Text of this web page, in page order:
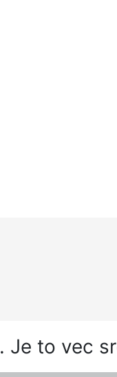
. Je to vec